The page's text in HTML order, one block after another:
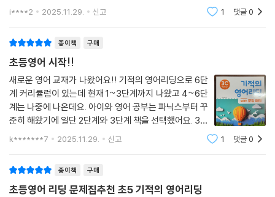
면 리딩 속도와 이해력이 향상되고, 라이팅 활용 능력도 자연스럽게 길러
■ 일상 이야기뿐 아니라 정보·규칙·지식을 전달하는 유익한 이야기로 구
성
■ 초대장, 안내문, 포스터, 표 등 다양한 시각 자료를 함께 읽으며 실용 영
어 감각 키우기
■ 문장 이해력을 높여주는 필수 문장 패턴을 집중 학습
■ 키워드를 꼼꼼하게 익힐 수 있는 온라인 단어 학습을 제공
■ 교육부 권장 필수 어휘 200개 습득
세권씩 만들어 놓아 충분히 연습할 수 있게 만들었네
i****2 2025.11.29. 신고 1 댓글0
종이책 구매
초등영어 시작!!
새로운 영어 교재가 나왔어요!! 기적의 영어리딩으로 6단
계 커리큘럼이 있는데 현재 1~3단계까지 나왔고 4~6단
계는 나중에 나온데요. 아이와 영어 공부는 파닉스부터 꾸
준히 해왔기에 일단 2단계와 3단계 책을 선택했어요. 3단
계는 문장패턴을 다루는 교재로 리딩이 정보와 지식이 결
k*******7 2025.11.29. 신고 1 댓글0
종이책 구매
초등영어 리딩 문제집추천 초5 기적의 영어리딩